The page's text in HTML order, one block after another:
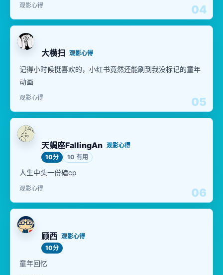
04
观影心得
05
大横扫 观影心得
记得小时候挺喜欢的，小红书竟然还能刷到我没标记的童年
动画
观影心得
06
天蝎座FallingAn 观影心得
10分
10 有用
人生中头一份磕cp
观影心得
顾西 观影心得
10分
童年回忆